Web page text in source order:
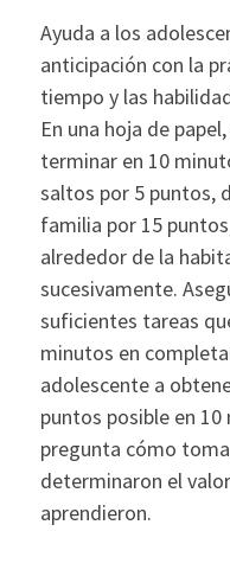
Ayuda a los
anticipación con la
tiempo y las
En una hoja de
terminar en 10
saltos por 5 puntos,
familia por 15
alrededor de la
sucesivamente.
suficientes tareas
minutos en
adolescente a
puntos posible en
pregunta cómo
determinaron el
aprendieron.